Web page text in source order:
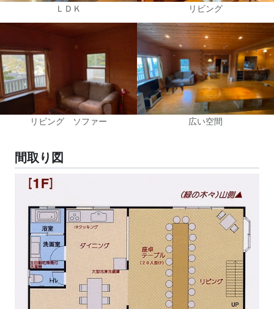
ＬＤＫ リビング
リビング ソファー 広い空間
間取り図